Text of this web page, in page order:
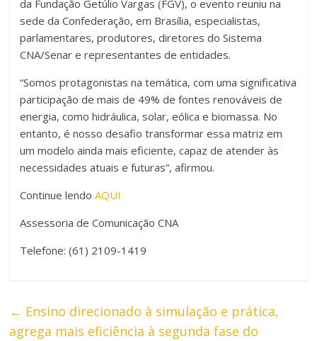
da Fundação Getúlio Vargas (FGV), o evento reuniu na
sede da Confederação, em Brasília, especialistas,
parlamentares, produtores, diretores do Sistema
CNA/Senar e representantes de entidades.
“Somos protagonistas na temática, com uma significativa
participação de mais de 49% de fontes renováveis de
energia, como hidráulica, solar, eólica e biomassa. No
entanto, é nosso desafio transformar essa matriz em
um modelo ainda mais eficiente, capaz de atender às
necessidades atuais e futuras”, afirmou.
Continue lendoAQUI
Assessoria de Comunicação CNA
Telefone: (61) 2109-1419
← Ensino direcionado à simulação e prática,
agrega mais eficiência à segunda fase do